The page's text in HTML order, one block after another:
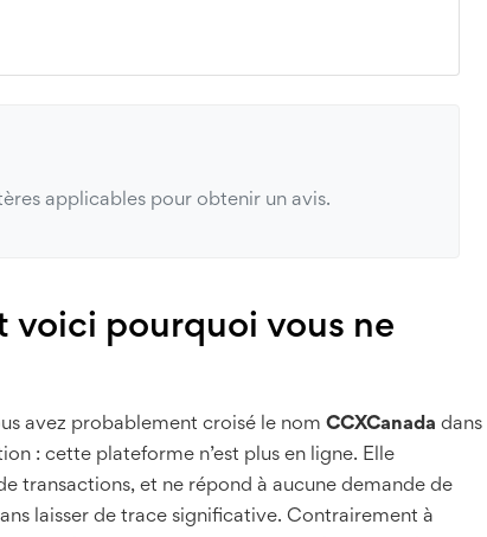
applicables pour obtenir un avis.
voici pourquoi vous ne
avez probablement croisé le nom CCXCanada dans
: cette plateforme n’est plus en ligne. Elle
transactions, et ne répond à aucune demande de
laisser de trace significative. Contrairement à